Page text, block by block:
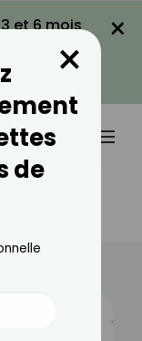
et 6 mois
×
!
de
×